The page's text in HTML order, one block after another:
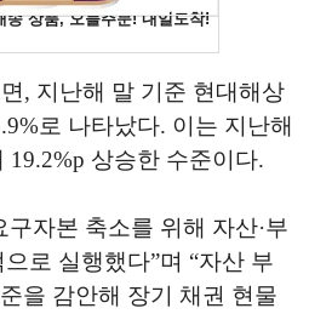
, 지난해 말 기준 현대해상
로 나타났다. 이는 지난해
19.2%p 상승한 수준이다.
자본 축소를 위해 자산·부
로 실행했다”며 “자산 부
을 감안해 장기 채권 현물